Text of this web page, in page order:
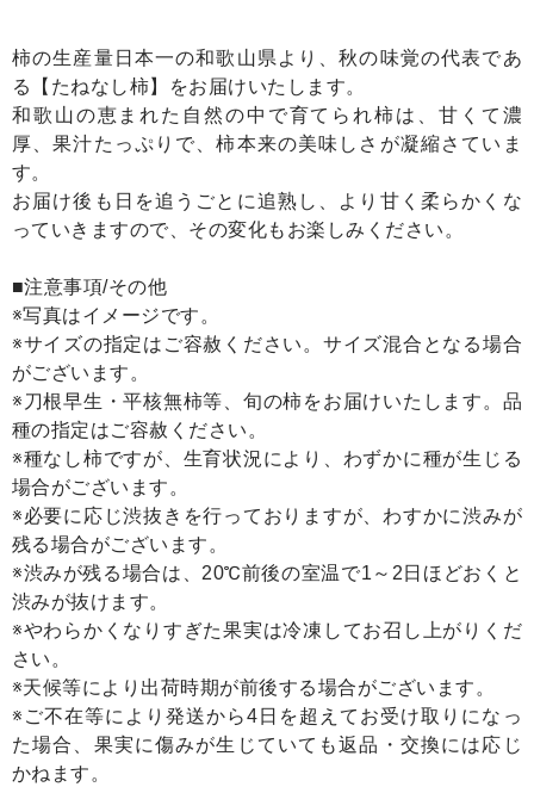
柿の生産量日本一の和歌山県より、秋の味覚の代表であ
る【たねなし柿】をお届けいたします。
和歌山の恵まれた自然の中で育てられ柿は、甘くて濃
厚、果汁たっぷりで、柿本来の美味しさが凝縮さていま
す。
お届け後も日を追うごとに追熟し、より甘く柔らかくな
っていきますので、その変化もお楽しみください。
■注意事項/その他
※写真はイメージです。
※サイズの指定はご容赦ください。サイズ混合となる場合
がございます。
※刀根早生・平核無柿等、旬の柿をお届けいたします。品
種の指定はご容赦ください。
※種なし柿ですが、生育状況により、わずかに種が生じる
場合がございます。
※必要に応じ渋抜きを行っておりますが、わすかに渋みが
残る場合がございます。
※渋みが残る場合は、20℃前後の室温で1～2日ほどおくと
渋みが抜けます。
※やわらかくなりすぎた果実は冷凍してお召し上がりくだ
さい。
※天候等により出荷時期が前後する場合がございます。
※ご不在等により発送から4日を超えてお受け取りになっ
た場合、果実に傷みが生じていても返品・交換には応じ
かねます。